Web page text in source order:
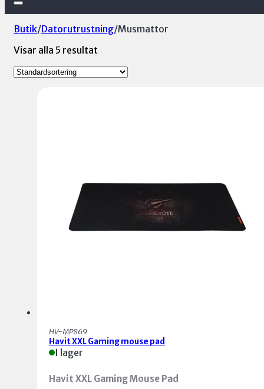
Butik/Datorutrustning/Musmattor
Visar alla 5 resultat
HV-MP869
Havit XXL Gaming mouse pad
I lager
Havit XXL Gaming Mouse Pad